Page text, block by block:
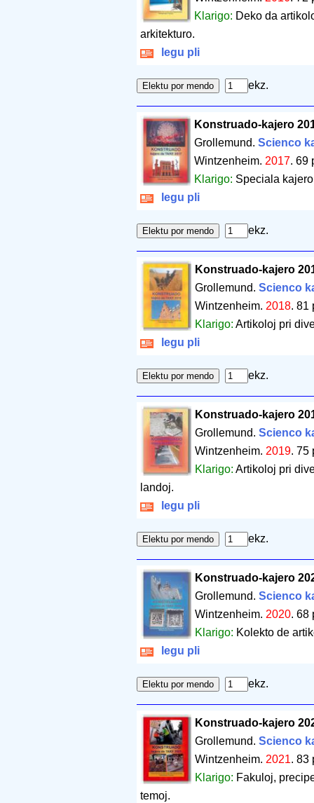
Klarigo: Deko da
arkitekturo.
legu pli
ekz.
Konstruado-kajero
Grollemund. Scienco
Wintzenheim. 2017. 69
Klarigo: Speciala
legu pli
ekz.
Konstruado-kajero
Grollemund. Scienco
Wintzenheim. 2018. 81
Klarigo: Artikoloj pri
legu pli
ekz.
Konstruado-kajero
Grollemund. Scienco
Wintzenheim. 2019. 75
Klarigo: Artikoloj pri
landoj.
legu pli
ekz.
Konstruado-kajero
Grollemund. Scienco
Wintzenheim. 2020. 68
Klarigo: Kolekto de
legu pli
ekz.
Konstruado-kajero
Grollemund. Scienco
Wintzenheim. 2021. 83
Klarigo: Fakuloj,
temoj.